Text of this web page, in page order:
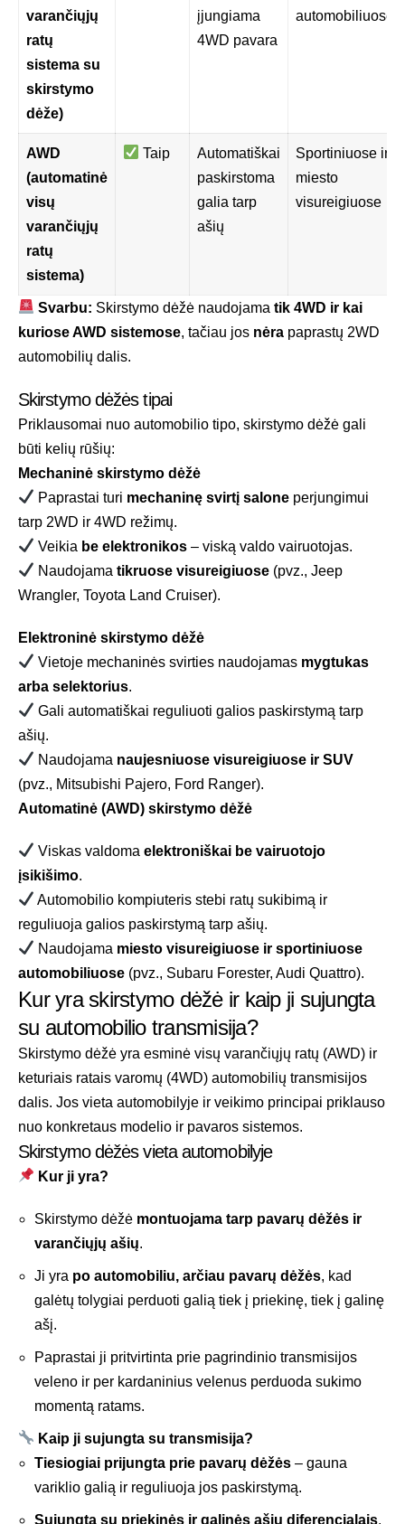
varančiųjų
ratų
sistema su
skirstymo
dėže)
įjungiama
4WD pavara
automobiliuose
AWD
(automatinė
visų
varančiųjų
ratų
sistema)
Taip
Automatiškai
paskirstoma
galia tarp
ašių
Sportiniuose ir
miesto
visureigiuose
Svarbu: Skirstymo dėžė naudojamatik 4WD ir kai
kuriose AWD sistemose, tačiau jos nėra paprastų 2WD
automobilių dalis.
Skirstymo dėžės tipai
Priklausomai nuo automobilio tipo, skirstymo dėžė gali
būti kelių rūšių:
Mechaninė skirstymo dėžė
Paprastai turi mechaninę svirtį salone perjungimui
tarp 2WD ir 4WD režimų.
Veikia be elektronikos – viską valdo vairuotojas.
Naudojamatikruose visureigiuose (pvz., Jeep
Wrangler, Toyota Land Cruiser).
Elektroninė skirstymo dėžė
Vietoje mechaninės svirties naudojamas mygtukas
arba selektorius.
Gali automatiškai reguliuoti galios paskirstymą tarp
ašių.
Naudojama naujesniuose visureigiuose ir SUV
(pvz., Mitsubishi Pajero, Ford Ranger).
Automatinė (AWD) skirstymo dėžė
Viskas valdomaelektroniškai be vairuotojo
įsikišimo.
Automobilio kompiuteris stebi ratų sukibimą ir
reguliuoja galios paskirstymą tarp ašių.
Naudojama miesto visureigiuose ir sportiniuose
automobiliuose (pvz., Subaru Forester, Audi Quattro).
Kur yra skirstymo dėžė ir kaip ji sujungta
su automobilio transmisija?
Skirstymo dėžė yra esminė visų varančiųjų ratų (AWD) ir
keturiais ratais varomų (4WD) automobilių transmisijos
dalis. Jos vieta automobilyje ir veikimo principai priklauso
nuo konkretaus modelio ir pavaros sistemos.
Skirstymo dėžės vieta automobilyje
Kur ji yra?
Skirstymo dėžė montuojama tarp pavarų dėžės ir
varančiųjų ašių.
Ji yra po automobiliu, arčiau pavarų dėžės, kad
galėtų tolygiai perduoti galią tiek į priekinę, tiek į galinę
ašį.
Paprastai ji pritvirtinta prie pagrindinio transmisijos
veleno ir per kardaninius velenus perduoda sukimo
momentą ratams.
Kaip ji sujungta su transmisija?
Tiesiogiai prijungta prie pavarų dėžės – gauna
variklio galią ir reguliuoja jos paskirstymą.
Sujungta su priekinės ir galinės ašių diferencialais,